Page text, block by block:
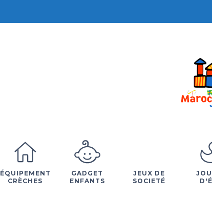
ÉQUIPEMENT
CRÈCHES
GADGET
ENFANTS
JEUX DE
SOCIETÉ